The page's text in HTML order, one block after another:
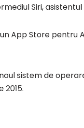
Siri,
App Store pentru
sistem de